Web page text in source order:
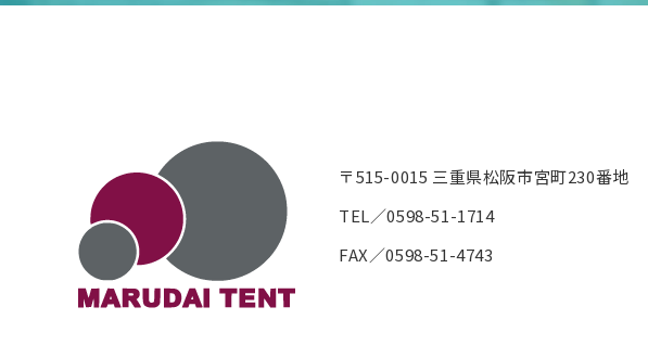
〒515-0015 三重県松阪市宮町230番地
TEL／0598-51-1714
FAX／0598-51-4743